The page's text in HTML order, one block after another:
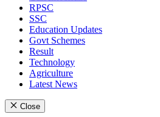
RPSC
SSC
Education Updates
Govt Schemes
Result
Technology
Agriculture
Latest News
Close